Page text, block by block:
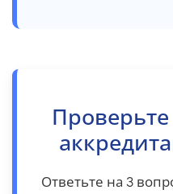
Ответьте на 3